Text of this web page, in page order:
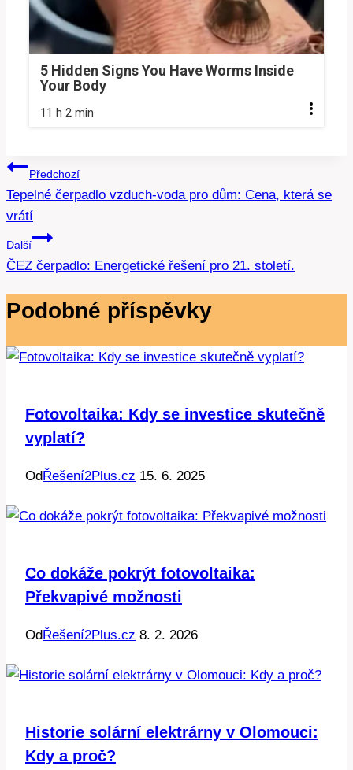
5 Hidden Signs You Have Worms Inside
Your Body
11 h 2 min
Navigace
pro
příspěvek
Předchozí
Tepelné čerpadlo vzduch-voda pro dům: Cena, která se
vrátí
Další
ČEZ čerpadlo: Energetické řešení pro 21. století.
Podobné příspěvky
Fotovoltaika: Kdy se investice skutečně
vyplatí?
OdŘešení2Plus.cz 15. 6. 2025
Co dokáže pokrýt fotovoltaika:
Překvapivé možnosti
OdŘešení2Plus.cz 8. 2. 2026
Historie solární elektrárny v Olomouci:
Kdy a proč?